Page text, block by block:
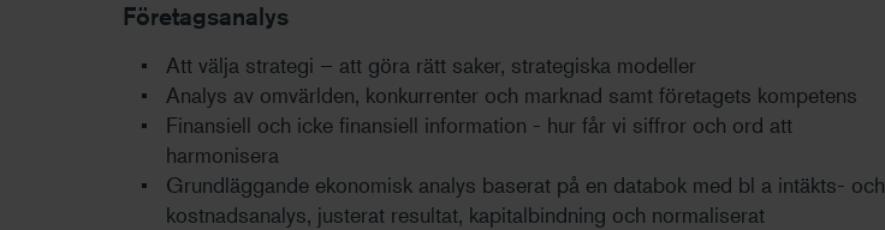
Företagsanalys
Att välja strategi – att göra rätt saker, strategiska modeller
Analys av omvärlden, konkurrenter och marknad samt företagets kompetens
Finansiell och icke finansiell information - hur får vi siffror och ord att
harmonisera
Grundläggande ekonomisk analys baserat på en databok med bl a intäkts- och
kostnadsanalys, justerat resultat, kapitalbindning och normaliserat